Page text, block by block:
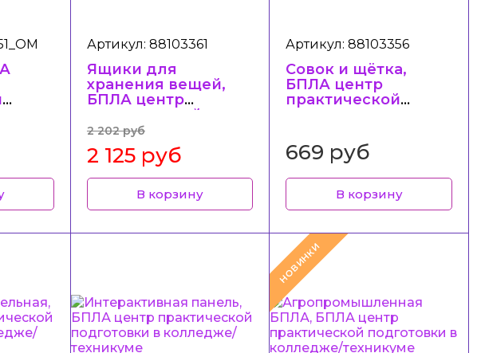
Артикул: 88103361
Ящики для
хранения вещей,
БПЛА центр
практической
подготовки в
колледже/
техникуме
2 202 руб
2 125 руб
В корзину
Артикул: 88103356
Совок и щётка,
БПЛА центр
практической
техникуме
669 руб
В корзину
НОВИНКИ